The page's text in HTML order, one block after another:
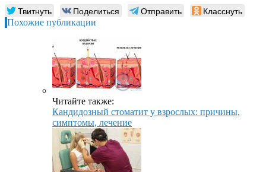
Твитнуть Поделиться Отправить Класснуть
Похожие публикации
Читайте также:
Кандидозный стоматит у взрослых: причины,
симптомы, лечение